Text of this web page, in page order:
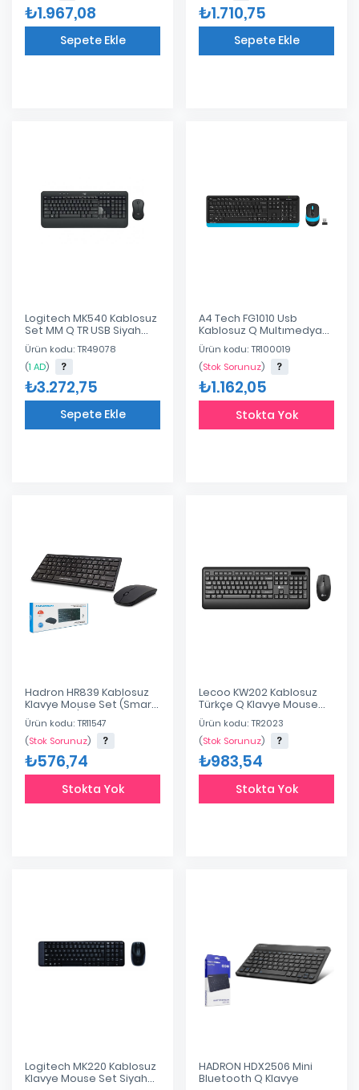
₺1.967,08
Sepete Ekle
₺1.710,75
Sepete Ekle
Logitech MK540 Kablosuz
Set MM Q TR USB Siyah
920-008687
Ürün kodu: TR49078
(1 AD)
₺3.272,75
Sepete Ekle
A4 Tech FG1010 Usb
Kablosuz Q Multımedya
Klavye + Mouse Set Mavi
Ürün kodu: TR100019
(Stok Sorunuz)
₺1.162,05
Stokta Yok
Hadron HR839 Kablosuz
Klavye Mouse Set (Smart
Tv Uyumlu)
Ürün kodu: TR11547
(Stok Sorunuz)
₺576,74
Stokta Yok
Lecoo KW202 Kablosuz
Türkçe Q Klavye Mouse
Set Siyah
Ürün kodu: TR2023
(Stok Sorunuz)
₺983,54
Stokta Yok
Logitech MK220 Kablosuz
Klavye Mouse Set Siyah
HADRON HDX2506 Mini
Bluetooth Q Klavye